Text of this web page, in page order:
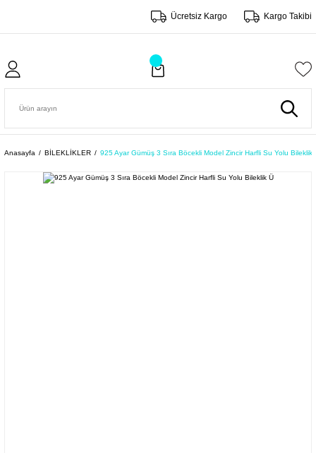
Ücretsiz Kargo Kargo Takibi
Anasayfa BİLEKLİKLER 925 Ayar Gümüş 3 Sıra Böcekli Model Zincir Harfli Su Yolu Bileklik